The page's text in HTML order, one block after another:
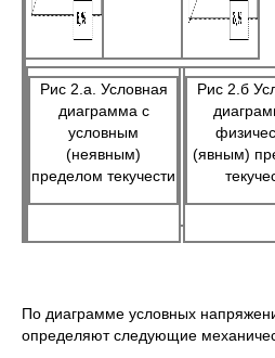
Рис 2.а. Условная
диаграмма с
условным
(неявным)
пределом текучести
Рис 2.б
(явным)
По диаграмме условных
определяют следующие